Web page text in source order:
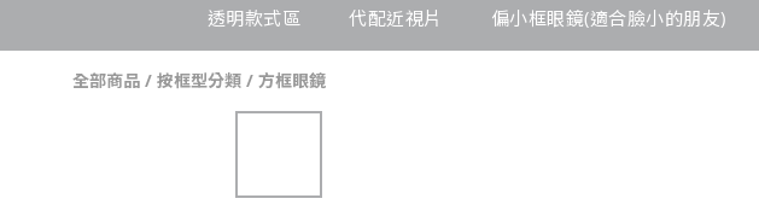
透明款式區 代配近視片 偏小框眼鏡(適合臉小的朋友)
全部商品 / 按框型分類 / 方框眼鏡